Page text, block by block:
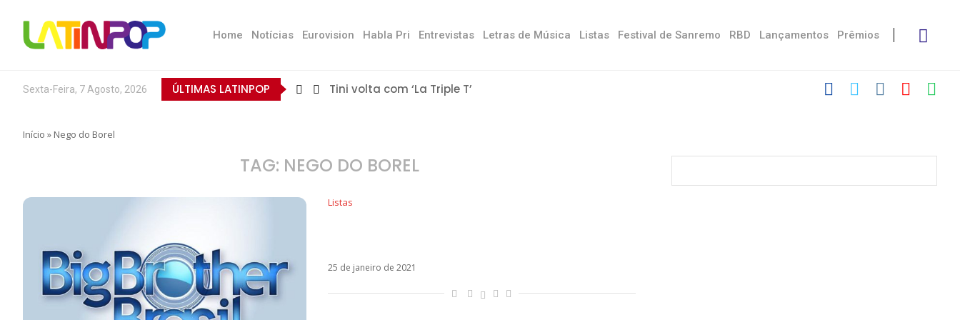
Home Notícias Eurovision Habla Pri Entrevistas Letras de Música Listas Festival de Sanremo RBD Lançamentos Prêmios
Sexta-Feira, 7 Agosto, 2026 ÚLTIMAS LATINPOP Tini volta com ‘La Triple T’
Início » Nego do Borel
TAG: NEGO DO BOREL
Listas
25 de janeiro de 2021